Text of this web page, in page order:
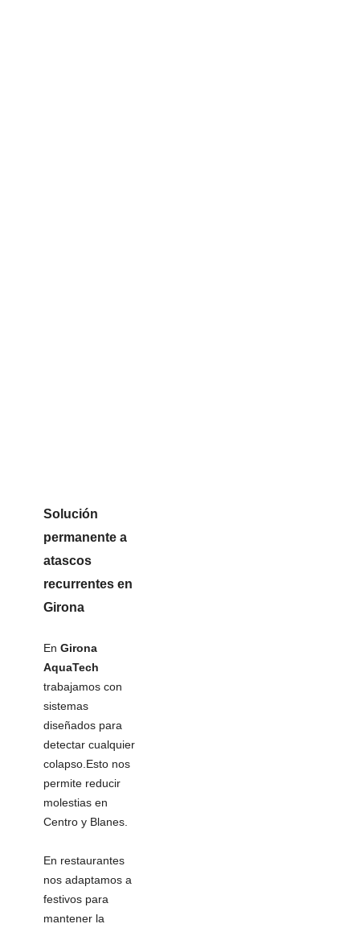
Solución
permanente a
atascos
recurrentes en
Girona
En Girona
AquaTech
trabajamos con
sistemas
diseñados para
detectar cualquier
colapso.Esto nos
permite reducir
molestias en
Centro y Blanes.
En restaurantes
nos adaptamos a
festivos para
mantener la